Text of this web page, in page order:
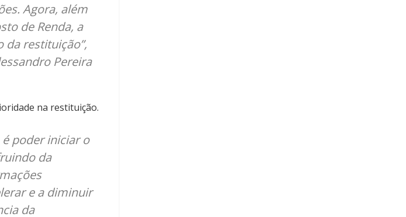
Agora, além
de Renda, a
restituição”,
Pereira
na restituição.
poder iniciar o
da
e a diminuir
da